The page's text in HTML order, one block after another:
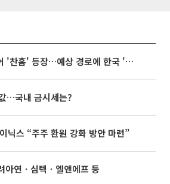
태풍 '돌핀' 이어 '찬홈' 등장…예상 경로에 한국 '한숨'
…국내 금시세는?
닉스 “주주 환원 강화 방안 마련”
아연ㆍ심텍ㆍ엘앤에프 등